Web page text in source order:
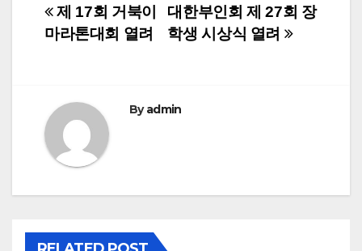
Post
navigation
대한부인회 제 27회 장
학생 시상식 열려
제 17회 거북이
마라톤대회 열려
Byadmin